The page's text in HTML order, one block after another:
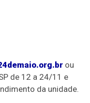
ou
de 12 a 24/11 e
da unidade.